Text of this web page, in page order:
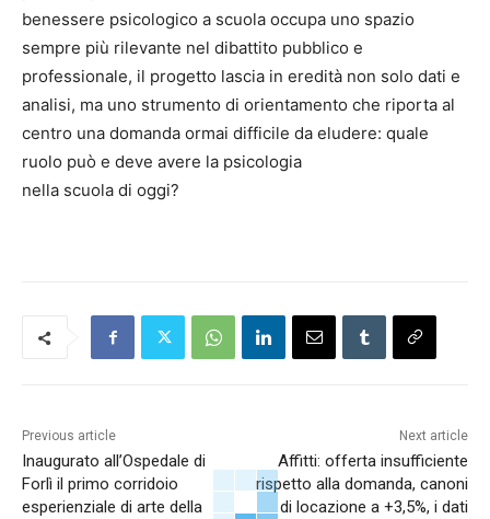
benessere psicologico a scuola occupa uno spazio
sempre più rilevante nel dibattito pubblico e
professionale, il progetto lascia in eredità non solo dati e
analisi, ma uno strumento di orientamento che riporta al
centro una domanda ormai difficile da eludere: quale
ruolo può e deve avere la psicologia
nella scuola di oggi?
Previous article
Inaugurato all’Ospedale di
Forlì il primo corridoio
esperienziale di arte della
Next article
Affitti: offerta insufficiente
rispetto alla domanda, canoni
di locazione a +3,5%, i dati